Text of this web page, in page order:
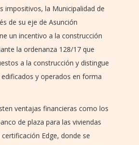
impositivos, la Municipalidad de
de su eje de Asunción
un incentivo a la construcción
la ordenanza 128/17 que
a la construcción y distingue
y operados en forma
ventajas financieras como los
de plaza para las viviendas
Edge, donde se